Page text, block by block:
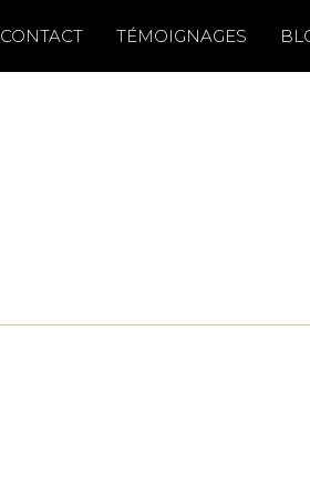
CONTACT TÉMOIGNAGES